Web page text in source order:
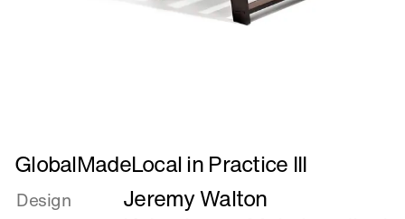
Læs
mere
om
GlobalMadeLocal in Practice III
Design Jeremy Walton